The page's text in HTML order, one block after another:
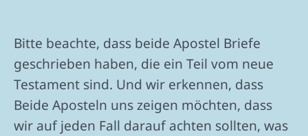
Bitte beachte, dass beide Apostel Briefe
geschrieben haben, die ein Teil vom neue
Testament sind. Und wir erkennen, dass
Beide Aposteln uns zeigen möchten, dass
wir auf jeden Fall darauf achten sollten, was